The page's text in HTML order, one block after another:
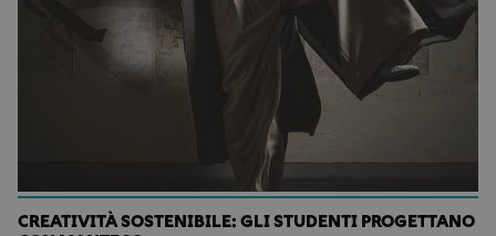
CREATIVITÀ SOSTENIBILE: GLI STUDENTI PROGETTANO